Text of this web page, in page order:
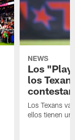
NEWS
Los
los
contestar
Los Texans
ellos tienen un